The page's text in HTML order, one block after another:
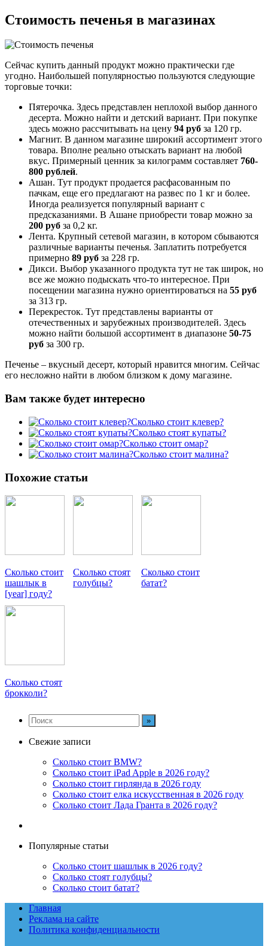
Стоимость печенья в магазинах
Сейчас купить данный продукт можно практически где
угодно. Наибольшей популярностью пользуются следующие
торговые точки:
Пятерочка. Здесь представлен неплохой выбор данного
десерта. Можно найти и детский вариант. При покупке
здесь можно рассчитывать на цену 94 руб за 120 гр.
Магнит. В данном магазине широкий ассортимент этого
товара. Вполне реально отыскать вариант на любой
вкус. Примерный ценник за килограмм составляет 760-
800 рублей.
Ашан. Тут продукт продается расфасованным по
пачкам, еще его предлагают на развес по 1 кг и более.
Иногда реализуется популярный вариант с
предсказаниями. В Ашане приобрести товар можно за
200 руб за 0,2 кг.
Лента. Крупный сетевой магазин, в котором сбываются
различные варианты печенья. Заплатить потребуется
примерно 89 руб за 228 гр.
Дикси. Выбор указанного продукта тут не так широк, но
все же можно подыскать что-то интересное. При
посещении магазина нужно ориентироваться на 55 руб
за 313 гр.
Перекресток. Тут представлены варианты от
отечественных и зарубежных производителей. Здесь
можно найти большой ассортимент в диапазоне 50-75
руб за 300 гр.
Печенье – вкусный десерт, который нравится многим. Сейчас
его несложно найти в любом близком к дому магазине.
Вам также будет интересно
Сколько стоит клевер?
Сколько стоят купаты?
Сколько стоит омар?
Сколько стоит малина?
Похожие статьи
Сколько стоит
шашлык в
[year] году?
Сколько стоят
голубцы?
Сколько стоит
батат?
Сколько стоят
брокколи?
Свежие записи
Сколько стоит BMW?
Сколько стоит iPad Apple в 2026 году?
Сколько стоит гирлянда в 2026 году
Сколько стоит елка искусственная в 2026 году
Сколько стоит Лада Гранта в 2026 году?
Популярные статьи
Сколько стоит шашлык в 2026 году?
Сколько стоят голубцы?
Сколько стоит батат?
Главная
Реклама на сайте
Политика конфиденциальности